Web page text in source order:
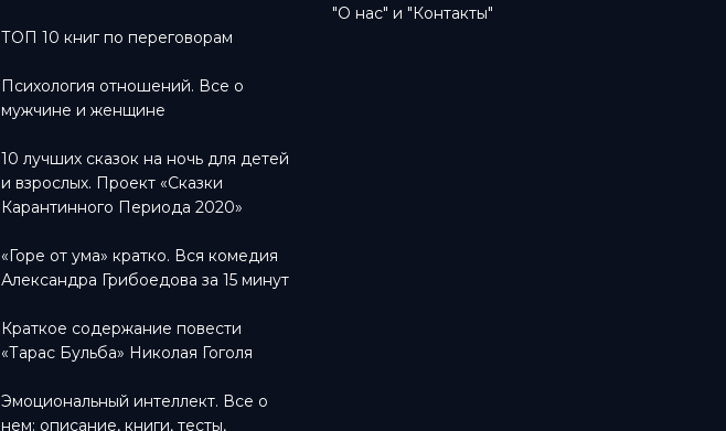
ТОП 10 книг по переговорам
Психология отношений. Все о
мужчине и женщине
10 лучших сказок на ночь для детей
и взрослых. Проект «Сказки
Карантинного Периода 2020»
«Горе от ума» кратко. Вся комедия
Александра Грибоедова за 15 минут
Краткое содержание повести
«Тарас Бульба» Николая Гоголя
Эмоциональный интеллект. Все о
нем: описание, книги, тесты,
"О нас" и "Контакты"